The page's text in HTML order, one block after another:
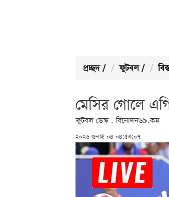
প্রচ্ছদ / ফুটবল /
মেসির গোলে
ফুটবল ডেস্ক . বিনোদন৬৯.কম
২০২৬ জুলাই ০৪ ০৪:৫৩:০৭